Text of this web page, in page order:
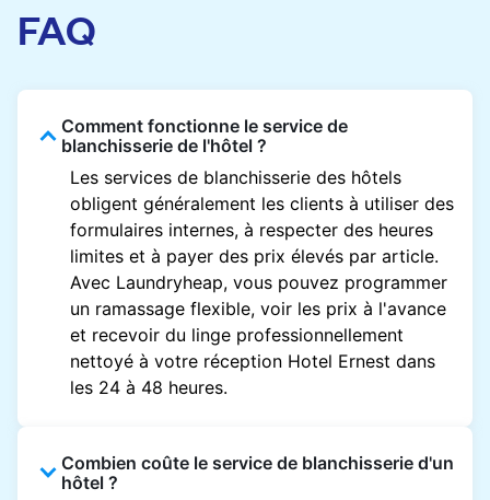
FAQ
Comment fonctionne le service de
blanchisserie de l'hôtel ?
Les services de blanchisserie des hôtels
obligent généralement les clients à utiliser des
formulaires internes, à respecter des heures
limites et à payer des prix élevés par article.
Avec Laundryheap, vous pouvez programmer
un ramassage flexible, voir les prix à l'avance
et recevoir du linge professionnellement
nettoyé à votre réception Hotel Ernest dans
les 24 à 48 heures.
Combien coûte le service de blanchisserie d'un
hôtel ?